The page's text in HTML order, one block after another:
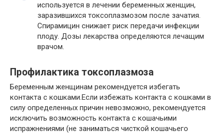
используется в лечении беременных женщин,
заразившихся токсоплазмозом после зачатия.
Спирамицин снижает риск передачи инфекции
плоду. Дозы лекарства определяются лечащим
врачом.
Профилактика токсоплазмоза
Беременным женщинам рекомендуется избегать
контакта с кошками.Если избежать контакта с кошками в
силу определенных причин невозможно, рекомендуется
исключить возможность контакта с кошачьими
испражнениями (не заниматься чисткой кошачьего